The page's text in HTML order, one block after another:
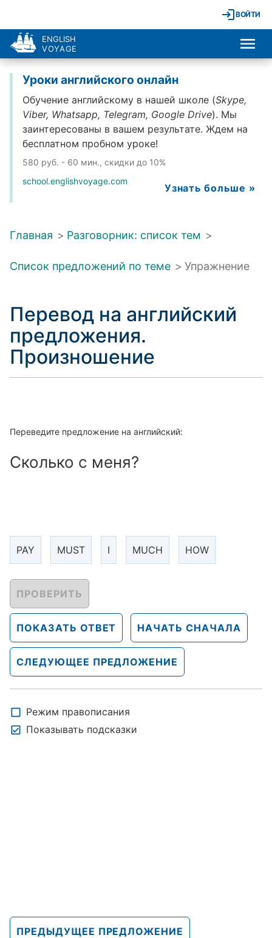
ВОЙТИ
ENGLISH
VOYAGE
Уроки английского онлайн
Обучение английскому в нашей школе (Skype,
Viber, Whatsapp, Telegram, Google Drive). Мы
заинтересованы в вашем результате. Ждем на
бесплатном пробном уроке!
580 руб. - 60 мин., скидки до 10%
school.englishvoyage.com
Узнать больше »
Главная > Разговорник: список тем >
Список предложений по теме > Упражнение
Перевод на английский
предложения.
Произношение
Переведите предложение на английский:
Сколько с меня?
PAY MUST I MUCH HOW
ПРОВЕРИТЬ
ПОКАЗАТЬ ОТВЕТ НАЧАТЬ СНАЧАЛА
СЛЕДУЮЩЕЕ ПРЕДЛОЖЕНИЕ
Режим правописания
Показывать подсказки
ПРЕДЫДУЩЕЕ ПРЕДЛОЖЕНИЕ